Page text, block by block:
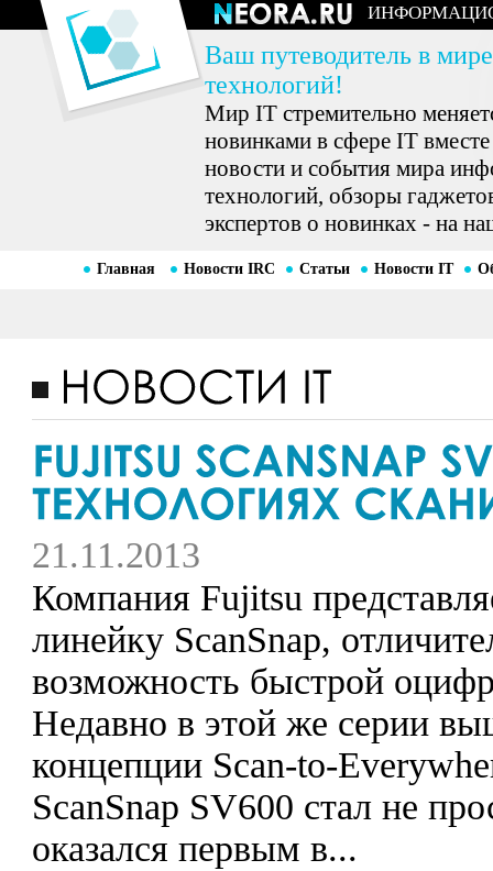
Ваш путеводитель в
технологий!
Мир IT стремительно
новинками в сфере IT
новости и события мира
технологий, обзоры
экспертов о новинках - на
Главная Новости IRC Статьи Новости IT
21.11.2013
Компания Fujitsu
линейку ScanSnap,
возможность быстрой
Недавно в этой же серии
концепции Scan-to-
ScanSnap SV600 стал не
оказался первым в...